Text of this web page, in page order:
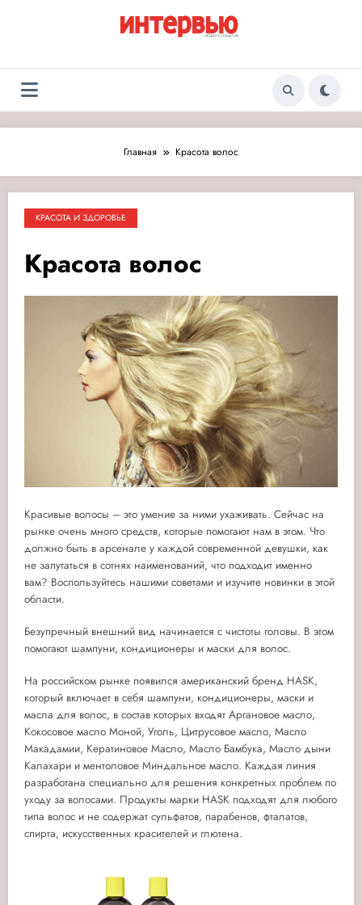
Журнал «Интервью:
Люди и события»
Люди и события
Главная Красота волос
КРАСОТА И ЗДОРОВЬЕ
Красота волос
Красивые волосы – это умение за ними ухаживать. Сейчас на
рынке очень много средств, которые помогают нам в этом. Что
должно быть в арсенале у каждой современной девушки, как
не запутаться в сотнях наименований, что подходит именно
вам? Воспользуйтесь нашими советами и изучите новинки в этой
области.
Безупречный внешний вид начинается с чистоты головы. В этом
помогают шампуни, кондиционеры и маски для волос.
На российском рынке появился американский бренд HASK,
который включает в себя шампуни, кондиционеры, маски и
масла для волос, в состав которых входят Аргановое масло,
Кокосовое масло Моной, Уголь, Цитрусовое масло, Масло
Макадамии, Кератиновое Масло, Масло Бамбука, Масло дыни
Калахари и ментоловое Миндальное масло. Каждая линия
разработана специально для решения конкретных проблем по
уходу за волосами. Продукты марки HASK подходят для любого
типа волос и не содержат сульфатов, парабенов, фталатов,
спирта, искусственных красителей и глютена.